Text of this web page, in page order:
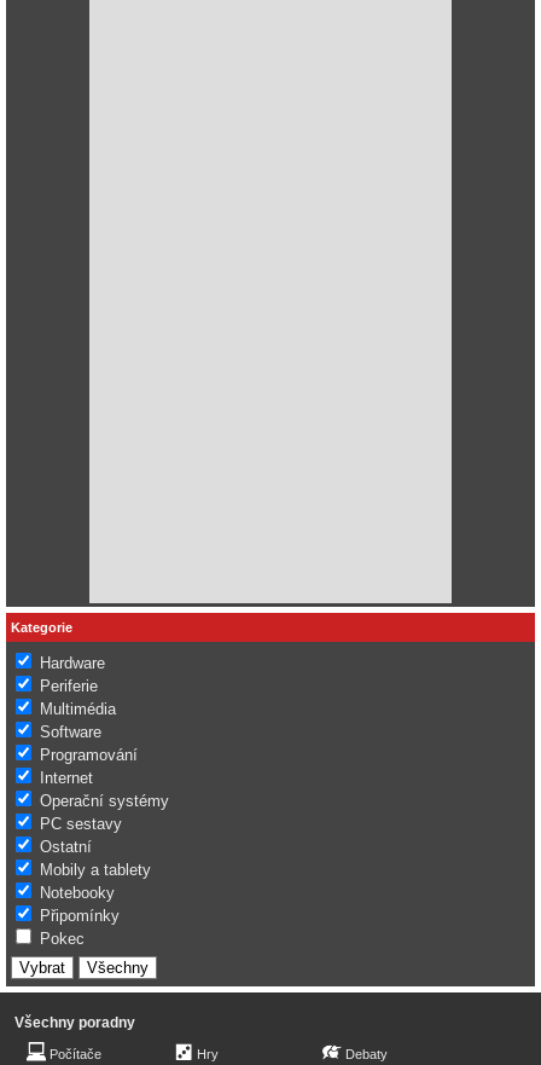
Kategorie
Hardware
Periferie
Multimédia
Software
Programování
Internet
Operační systémy
PC sestavy
Ostatní
Mobily a tablety
Notebooky
Připomínky
Pokec
Všechny poradny
Počítače Hry Debaty